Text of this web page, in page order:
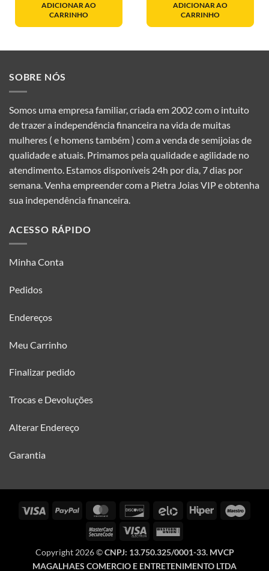
ADICIONAR AO
CARRINHO
ADICIONAR AO
CARRINHO
SOBRE NÓS
Somos uma empresa familiar, criada em 2002 com o intuito
de trazer a independência financeira na vida de muitas
mulheres ( e homens também ) com a venda de semijoias de
qualidade e atuais. Primamos pela qualidade e agilidade no
atendimento. Estamos disponíveis 24h por dia, 7 dias por
semana. Venha empreender com a Pietra Joias VIP e obtenha
sua independência financeira.
ACESSO RÁPIDO
Minha Conta
Pedidos
Endereços
Meu Carrinho
Finalizar pedido
Trocas e Devoluções
Alterar Endereço
Garantia
Visa PayPal MasterCardDiscover Elo Hiper
MasterCard
Visa
Western
Copyright 2026 ©CNPJ: 13.750.325/0001-33. MVCP
MAGALHAES COMERCIO E ENTRETENIMENTO LTDA